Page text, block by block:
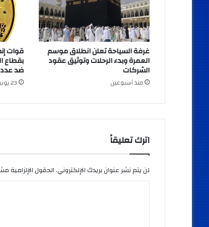
غرفة السياحة تعلن انطلاق موسم
العمرة وبدء الرحلات وتوثيق عقود
الشركات
منذ أسبوعين
قوات
بقطاع
ضد عدد
23 يونيو، 2026
اترك تعليقاً
لن يتم نشر عنوان بريدك الإلكتروني.الحقول الإلزامية